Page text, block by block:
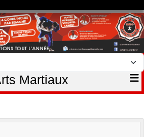
Martiaux